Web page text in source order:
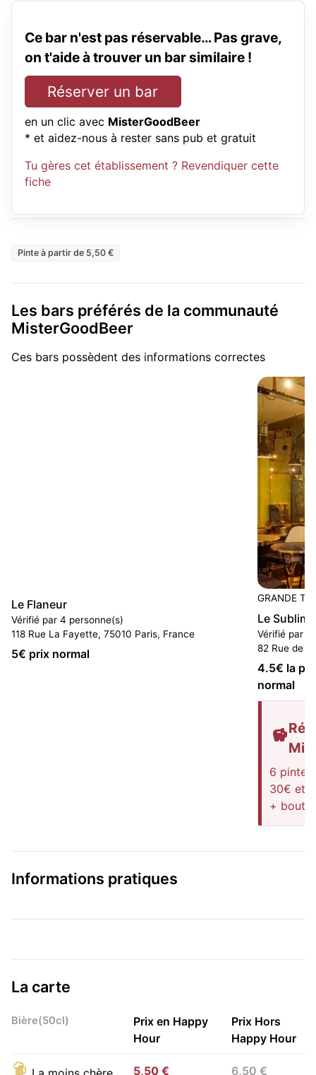
Ce bar n'est pas réservable… Pas grave,
on t'aide à trouver un bar similaire !
Réserver un bar
en un clic avec MisterGoodBeer
* et aidez-nous à rester sans pub et gratuit
Tu gères cet établissement ? Revendiquer cette
fiche
Pinte à partir de 5,50 €
Les bars préférés de la communauté
MisterGoodBeer
Ces bars possèdent des informations correctes
Le Flaneur
Vérifié par 4 personne(s)
118 Rue La Fayette, 75010 Paris, France
5€ prix normal
GRANDE
Le
Vérifié par
82 Rue de
4.5€ la
normal
6
30€ et
+
Informations pratiques
La carte
Bière(50cl)
Prix en Happy
Hour
Prix Hors
Happy Hour
5,50 € 6,50 €